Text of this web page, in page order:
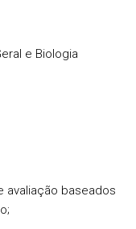
e Biologia
avaliação baseados